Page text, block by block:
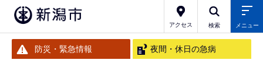
アクセス 検索 メニュー
防災・緊急情報 夜間・休日の急病